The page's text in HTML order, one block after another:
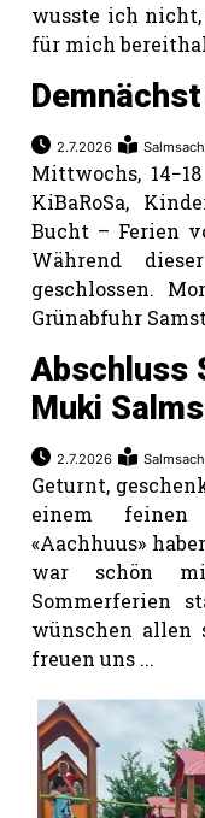
wusste ich nicht,
für mich
2.7.2026
Mittwochs,
KiBaRoSa,
Bucht – Ferien
Während
geschlossen.
Grünabfuhr
Abschluss
Muki
2.7.2026
Geturnt,
einem
«Aachhuus»
war schön
Sommerferien
wünschen allen
freuen uns ...